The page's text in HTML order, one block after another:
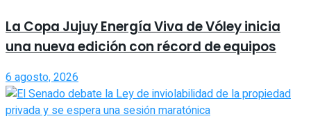
La Copa Jujuy Energía Viva de Vóley inicia
una nueva edición con récord de equipos
6 agosto, 2026